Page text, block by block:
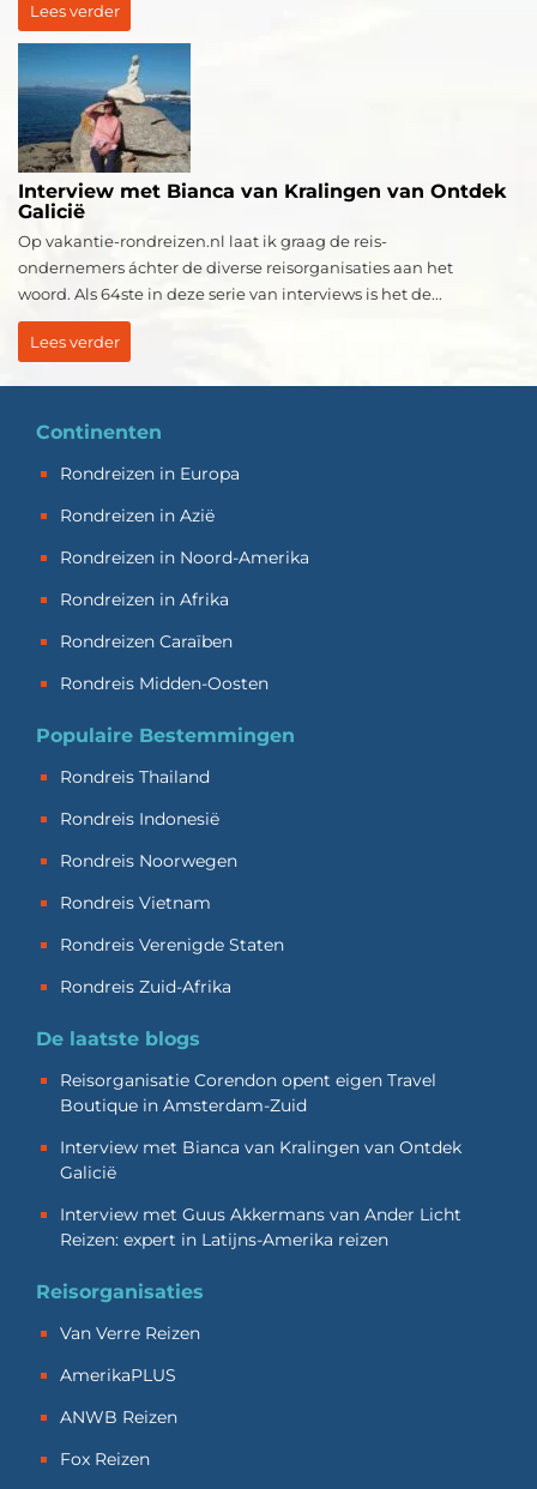
Lees verder
Interview met Bianca van Kralingen van Ontdek
Galicië
Op vakantie-rondreizen.nl laat ik graag de reis-
ondernemers áchter de diverse reisorganisaties aan het
woord. Als 64ste in deze serie van interviews is het de...
Lees verder
Continenten
Rondreizen in Europa
Rondreizen in Azië
Rondreizen in Noord-Amerika
Rondreizen in Afrika
Rondreizen Caraïben
Rondreis Midden-Oosten
Populaire Bestemmingen
Rondreis Thailand
Rondreis Indonesië
Rondreis Noorwegen
Rondreis Vietnam
Rondreis Verenigde Staten
Rondreis Zuid-Afrika
De laatste blogs
Reisorganisatie Corendon opent eigen Travel
Boutique in Amsterdam-Zuid
Interview met Bianca van Kralingen van Ontdek
Galicië
Interview met Guus Akkermans van Ander Licht
Reizen: expert in Latijns-Amerika reizen
Reisorganisaties
Van Verre Reizen
AmerikaPLUS
ANWB Reizen
Fox Reizen